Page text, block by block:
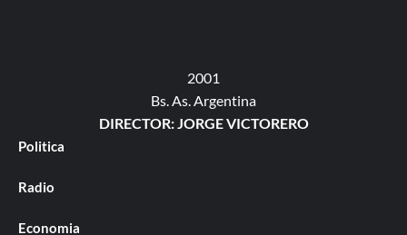
2001
Bs. As. Argentina
DIRECTOR: JORGE VICTORERO
Politica
Radio
Economia